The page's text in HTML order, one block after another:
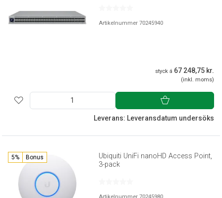
Artikelnummer 70245940
styck á 67 248,75 kr.
(inkl. moms)
Leverans: Leveransdatum undersöks
5% Bonus
Ubiquiti UniFi nanoHD Access Point,
3-pack
Artikelnummer 70245980